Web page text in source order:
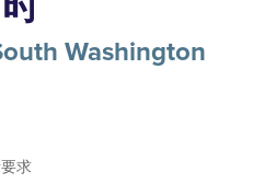
Washington
求